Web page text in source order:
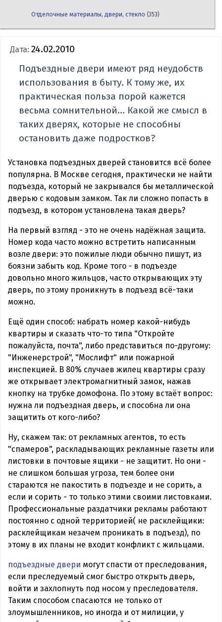
Отделочные материалы, двери, стекло(353)
Дата: 24.02.2010
Подъездные двери имеют ряд неудобств
использования в быту. К тому же, их
практическая польза порой кажется
весьма сомнительной... Какой же смысл в
таких дверях, которые не способны
остановить даже подростков?
Установка подъездных дверей становится всё более
популярна. В Москве сегодня, практически не найти
подъезда, который не закрывался бы металлической
дверью с кодовым замком. Так ли сложно попасть в
подъезд, в котором установлена такая дверь?
На первый взгляд - это не очень надёжная защита.
Номер кода часто можно встретить написанным
возле двери: это пожилые люди обычно пишут, из
боязни забыть код. Кроме того - в подъезде
довольно много жильцов, часто открывающих эту
дверь, по этому проникнуть в подъезд всё-таки
можно.
Ещё один способ: набрать номер какой-нибудь
квартиры и сказать что-то типа "Откройте
пожалуйста, почта", либо представиться по-другому:
"Инженерстрой", "Мослифт" или пожарной
инспекцией. В 80% случаев жилец квартиры сразу
же открывает электромагнитный замок, нажав
кнопку на трубке домофона. По этому встаёт вопрос:
нужна ли подъездная дверь, и способна ли она
защитить от кого-либо?
Ну, скажем так: от рекламных агентов, то есть
"спамеров", раскладывающих рекламные газеты или
листовки в почтовые ящики - не защитит. Но они -
не слишком большая угроза, тем более они
стараются не пакостить в подъезде и не сорить, а
если и сорить - то только этими своими листовками.
Профессиональные раздатчики рекламы работают
постоянно с одной территорией( не расклейщики:
расклейщикам незачем проникать в подъезд), по
этому в их планы не входит конфликт с жильцами.
подъездные двери могут спасти от преследования,
если преследуемый смог быстро открыть дверь,
войти и захлопнуть под носом у преследователя.
Таким способом спасаются не только от
злоумышленников, но иногда и от милиции, у